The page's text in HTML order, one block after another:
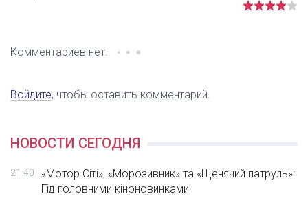
Комментариев нет.
Войдите, чтобы оставить комментарий.
НОВОСТИ СЕГОДНЯ
21:40
«Мотор Сіті», «Морозивник» та «Щенячий патруль»:
Гід головними кіноновинками